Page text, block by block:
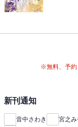
※無料、予約
新刊通知
音中さわき
宮之み